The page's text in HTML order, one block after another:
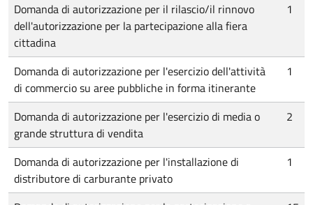
Domanda di autorizzazione per il rilascio/il rinnovo
dell'autorizzazione per la partecipazione alla fiera
cittadina
1
Domanda di autorizzazione per l'esercizio dell'attività
di commercio su aree pubbliche in forma itinerante
1
Domanda di autorizzazione per l'esercizio di media o
grande struttura di vendita
2
Domanda di autorizzazione per l'installazione di
distributore di carburante privato
1